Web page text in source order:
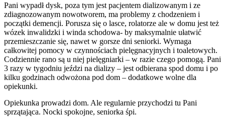
Pani wypadł dysk, poza tym jest pacjentem dializowanym i ze
zdiagnozowanym nowotworem, ma problemy z chodzeniem i
początki demencji. Porusza się o lasce, rolatorze ale w domu jest też
wózek inwalidzki i winda schodowa- by maksymalnie ułatwić
przemieszczanie się, nawet w gorsze dni seniorki. Wymaga
całkowitej pomocy w czynnościach pielęgnacyjnych i toaletowych.
Codziennie rano są u niej pielęgniarki – w razie czego pomogą. Pani
3 razy w tygodniu jeździ na dializy – jest odbierana spod domu i po
kilku godzinach odwożona pod dom – dodatkowe wolne dla
opiekunki.
Opiekunka prowadzi dom. Ale regularnie przychodzi tu Pani
sprzątająca. Nocki spokojne, seniorka śpi.